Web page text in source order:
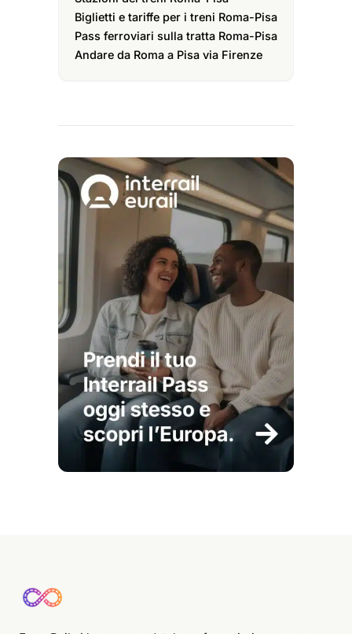
Biglietti e tariffe per i treni Roma-Pisa
Pass ferroviari sulla tratta Roma-Pisa
Andare da Roma a Pisa via Firenze